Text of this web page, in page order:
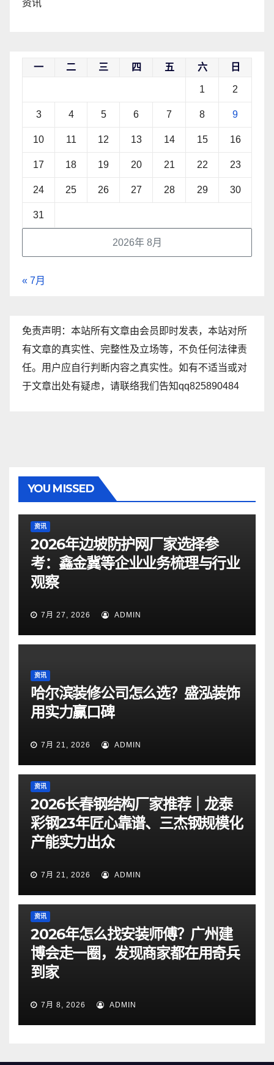
资讯
2026年 8月
一 二 三 四 五 六 日
1 2
3 4 5 6 7 8 9
10 11 12 13 14 15 16
17 18 19 20 21 22 23
24 25 26 27 28 29 30
31
« 7月
免责声明：本站所有文章由会员即时发表，本站对所
有文章的真实性、完整性及立场等，不负任何法律责
任。用户应自行判断内容之真实性。如有不适当或对
于文章出处有疑虑，请联络我们告知qq825890484
YOU MISSED
资讯
2026年边坡防护网厂家选择参
考：鑫金冀等企业业务梳理与行业
观察
7月 27, 2026 ADMIN
资讯
哈尔滨装修公司怎么选？盛泓装饰
用实力赢口碑
7月 21, 2026 ADMIN
资讯
2026长春钢结构厂家推荐｜龙泰
彩钢23年匠心靠谱、三杰钢规模化
产能实力出众
7月 21, 2026 ADMIN
资讯
2026年怎么找安装师傅？广州建
博会走一圈，发现商家都在用奇兵
到家
7月 8, 2026 ADMIN